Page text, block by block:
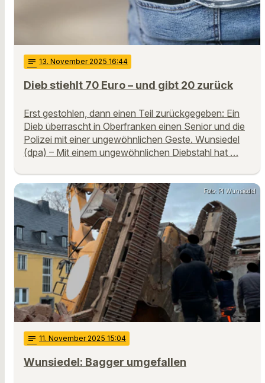
notes 13. November 2025 16:44
Dieb stiehlt 70 Euro – und gibt 20 zurück
Erst gestohlen, dann einen Teil zurückgegeben: Ein
Dieb überrascht in Oberfranken einen Senior und die
Polizei mit einer ungewöhnlichen Geste. Wunsiedel
(dpa) – Mit einem ungewöhnlichen Diebstahl hat …
Foto: PI Wunsiedel
notes 11. November 2025 15:04
Wunsiedel: Bagger umgefallen